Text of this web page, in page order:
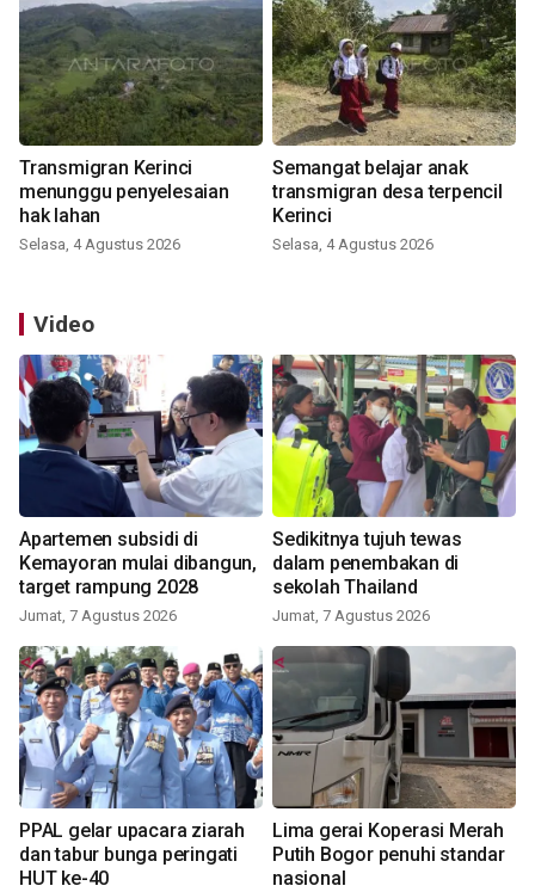
Transmigran Kerinci
menunggu penyelesaian
hak lahan
Selasa, 4 Agustus 2026
Semangat belajar anak
transmigran desa terpencil
Kerinci
Selasa, 4 Agustus 2026
Video
Apartemen subsidi di
Kemayoran mulai dibangun,
target rampung 2028
Jumat, 7 Agustus 2026
Sedikitnya tujuh tewas
dalam penembakan di
sekolah Thailand
Jumat, 7 Agustus 2026
PPAL gelar upacara ziarah
dan tabur bunga peringati
HUT ke-40
Lima gerai Koperasi Merah
Putih Bogor penuhi standar
nasional